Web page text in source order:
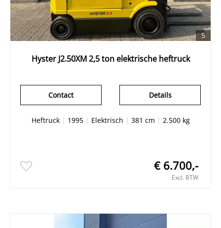
5
Hyster J2.50XM 2,5 ton elektrische heftruck
Details
Contact
Heftruck| 1995| Elektrisch | 381 cm | 2.500 kg
€ 6.700,-
Excl. BTW